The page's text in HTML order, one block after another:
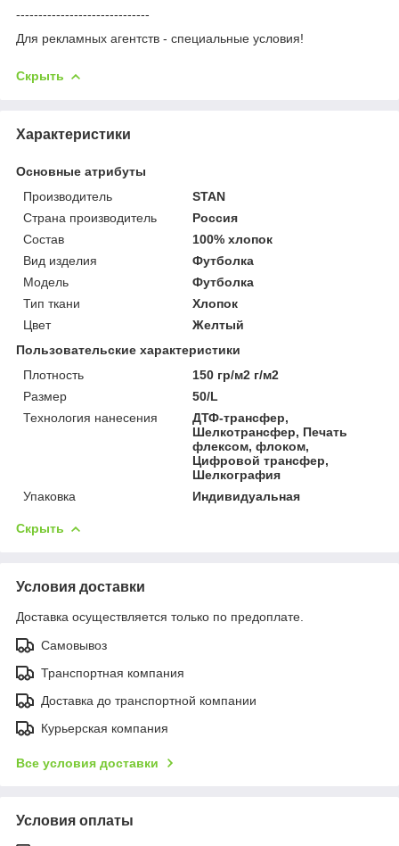
------------------------------
Для рекламных агентств - специальные условия!
Скрыть
Характеристики
Основные атрибуты
Производитель
STAN
Страна производитель
Россия
Состав
100% хлопок
Вид изделия
Футболка
Мoдель
Футболка
Тип ткани
Хлопок
Цвет
Желтый
Пользовательские характеристики
Плотность
150 гр/м2 г/м2
Размер
50/L
Технология нанесения
ДТФ-трансфер,
Шелкотрансфер, Печать
флексом, флоком,
Цифровой трансфер,
Шелкография
Упаковка
Индивидуальная
Скрыть
Условия доставки
Доставка осуществляется только по предоплате.
Самовывоз
Транспортная компания
Доставка до транспортной компании
Курьерская компания
Все условия доставки
Условия оплаты